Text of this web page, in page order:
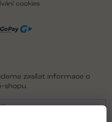
cookies
zasílat informace o
shopu.